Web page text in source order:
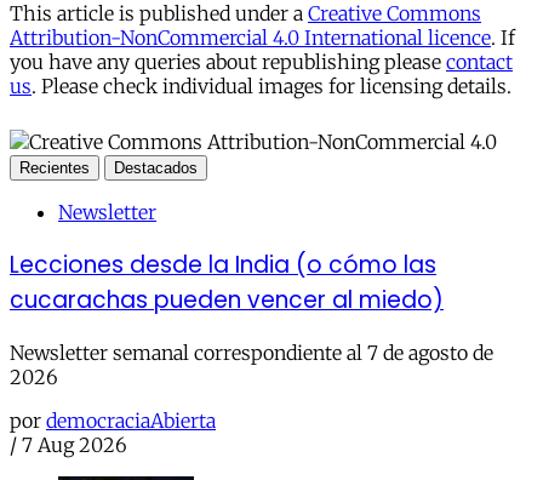
This article is published under a Creative Commons
Attribution-NonCommercial 4.0 International licence. If
you have any queries about republishing please contact
us. Please check individual images for licensing details.
Recientes Destacados
Newsletter
Lecciones desde la India (o cómo las
cucarachas pueden vencer al miedo)
Newsletter semanal correspondiente al 7 de agosto de
2026
por democraciaAbierta
/ 7 Aug 2026